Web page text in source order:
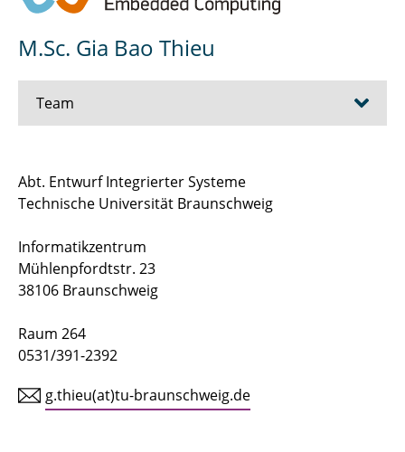
M.Sc. Gia Bao Thieu
Team
M.Sc. Moritz Weißbrich
M.Sc. Gia Bao Thieu
M.Sc. Eike Trumann
M.Sc. Jasper Homann
Alumni
Abt. Entwurf Integrierter Systeme
Technische Universität Braunschweig
Informatikzentrum
Mühlenpfordtstr. 23
38106 Braunschweig
Raum 264
0531/391-2392
g.thieu(at)tu-braunschweig.de